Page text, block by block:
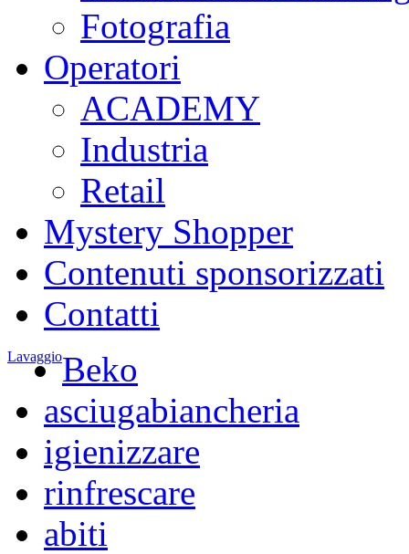
Fotografia
Operatori
ACADEMY
Industria
Retail
Mystery Shopper
Contenuti sponsorizzati
Contatti
LavaggioBeko
asciugabiancheria
igienizzare
rinfrescare
abiti